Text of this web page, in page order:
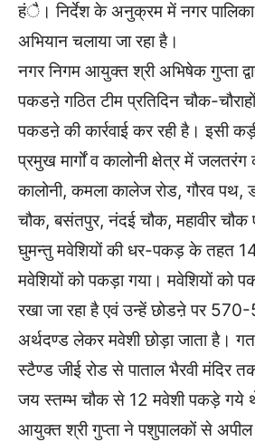
हंै। निर्देश के अनुक्रम में नगर पालिका
अभियान चलाया जा रहा है।
नगर निगम आयुक्त श्री अभिषेक गुप्ता
पकडऩे गठित टीम प्रतिदिन चौक-
पकडऩे की कार्रवाई कर रही है। इसी
प्रमुख मार्गों व कालोनी क्षेत्र में जलतरंग
कालोनी, कमला कालेज रोड, गौरव पथ,
चौक, बसंतपुर, नंदई चौक, महावीर
घुमन्तु मवेशियों की धर-पकड़ के तहत
मवेशियों को पकड़ा गया। मवेशियों को
रखा जा रहा है एवं उन्हें छोडऩे पर
अर्थदण्ड लेकर मवेशी छोड़ा जाता है।
स्टैण्ड जीई रोड से पाताल भैरवी मंदिर
जय स्तम्भ चौक से 12 मवेशी पकड़े गये
आयुक्त श्री गुप्ता ने पशुपालकों से अपील